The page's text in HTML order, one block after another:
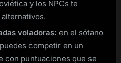
y los NPCs te
voladoras: en el sótano
competir en un
con puntuaciones que se